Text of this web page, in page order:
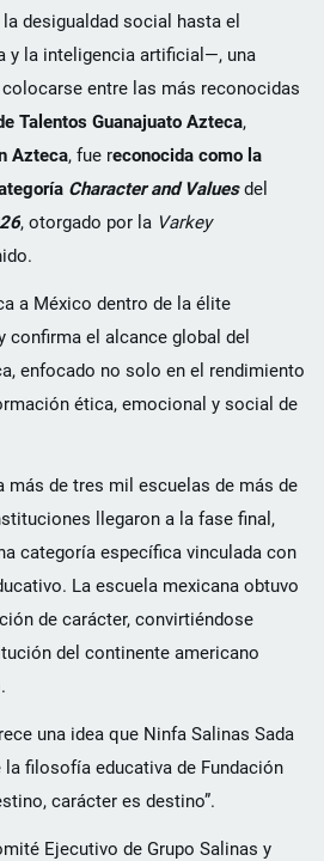
desigualdad social hasta el
y la inteligencia artificial—, una
entre las más reconocidas
Talentos Guanajuato Azteca,
Azteca, fue reconocida como la
Character and Valuesdel
, otorgado por la Varkey
a México dentro de la élite
confirma el alcance global del
enfocado no solo en el rendimiento
ética, emocional y social de
más de tres mil escuelas de más de
llegaron a la fase final,
categoría específica vinculada con
La escuela mexicana obtuvo
de carácter, convirtiéndose
del continente americano
una idea que Ninfa Salinas Sada
filosofía educativa de Fundación
carácter es destino”.
Ejecutivo de Grupo Salinas y